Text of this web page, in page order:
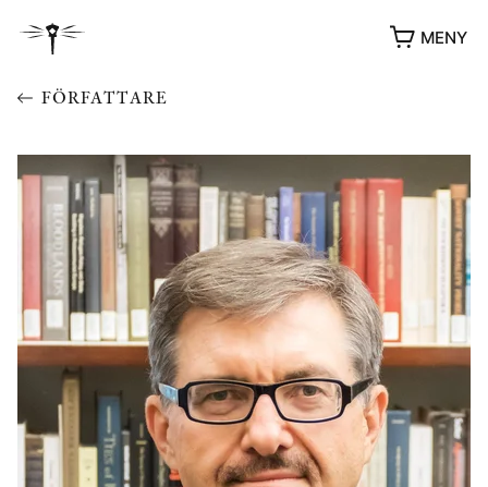
MENY
YUKIKO OCH PATRIK MÖTER
STOLPE STORIES
VIDEOGALLERI
UTMÄRKELSER
ÖVRIGA FORMAT
FÖRFATTARE